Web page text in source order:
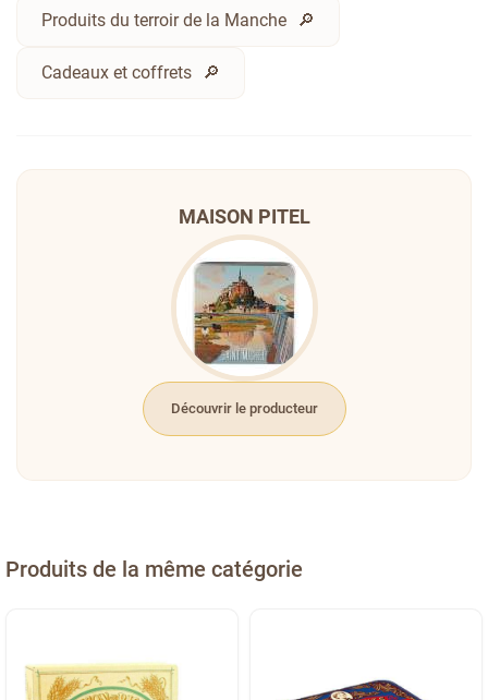
Produits du terroir de la Manche
Cadeaux et coffrets
MAISON PITEL
Découvrir le producteur
Produits de la même catégorie